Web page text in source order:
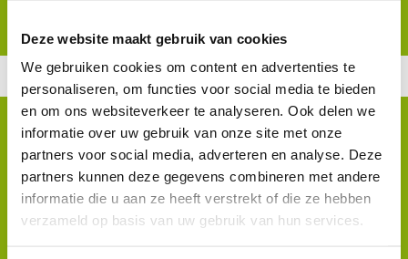
Deze website maakt gebruik van cookies
We gebruiken cookies om content en advertenties te
personaliseren, om functies voor social media te bieden
en om ons websiteverkeer te analyseren. Ook delen we
informatie over uw gebruik van onze site met onze
partners voor social media, adverteren en analyse. Deze
partners kunnen deze gegevens combineren met andere
informatie die u aan ze heeft verstrekt of die ze hebben
verzameld op basis van uw gebruik van hun services.
VRAGEN
MEDIA
CONTACT
ROUTES
THEMAHAPPEN
RESERVEREN
Hoe ziet een dagje
Smikkelen en smullen in de
Vechtstreekeruit?